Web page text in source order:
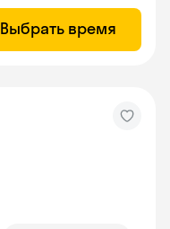
Выбрать время